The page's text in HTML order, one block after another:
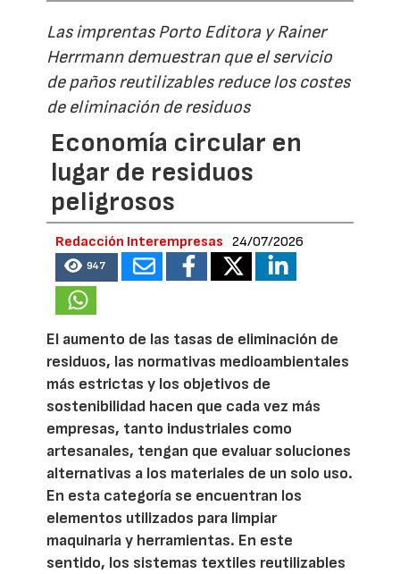
Las imprentas Porto Editora y Rainer
Herrmann demuestran que el servicio
de paños reutilizables reduce los costes
de eliminación de residuos
Economía circular en
lugar de residuos
peligrosos
Redacción Interempresas 24/07/2026
947
El aumento de las tasas de eliminación de
residuos, las normativas medioambientales
más estrictas y los objetivos de
sostenibilidad hacen que cada vez más
empresas, tanto industriales como
artesanales, tengan que evaluar soluciones
alternativas a los materiales de un solo uso.
En esta categoría se encuentran los
elementos utilizados para limpiar
maquinaria y herramientas. En este
sentido, los sistemas textiles reutilizables